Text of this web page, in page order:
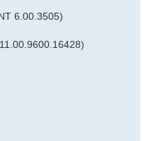
6.00.3505)